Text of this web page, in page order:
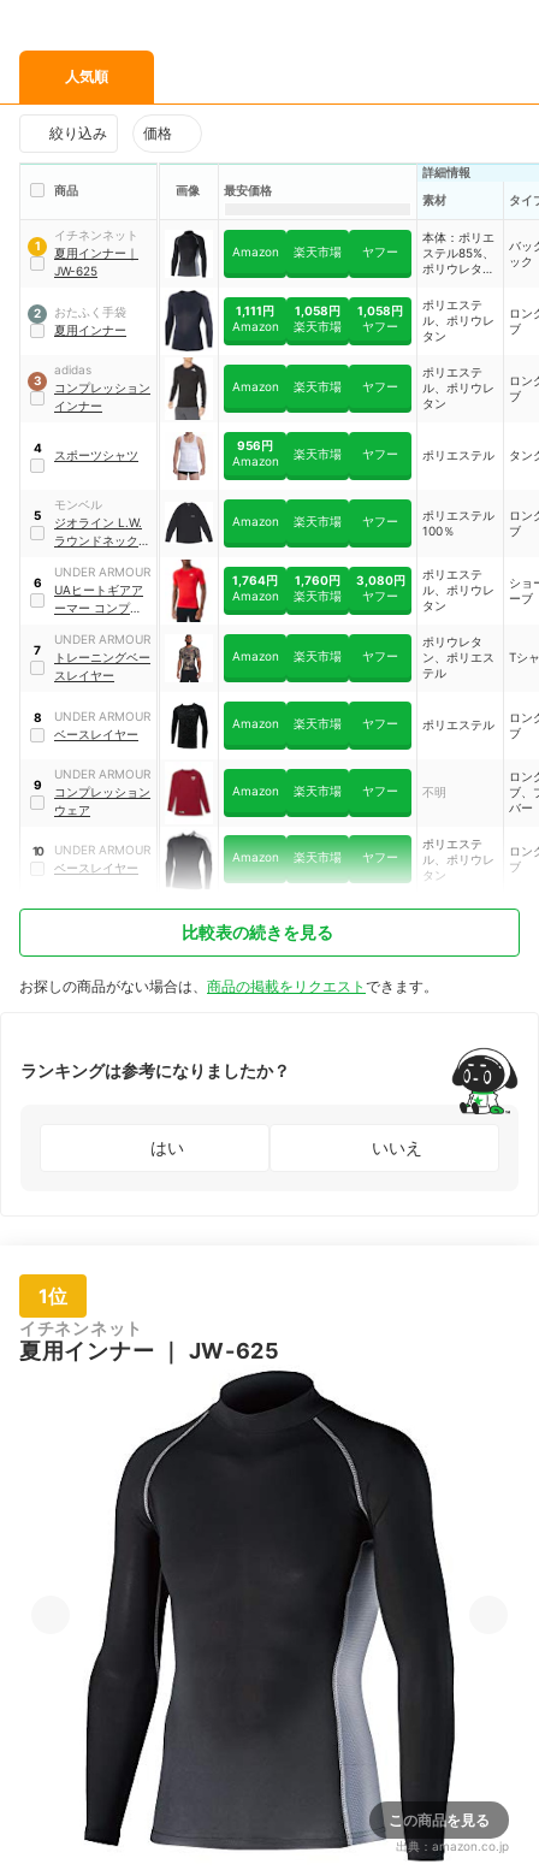
人気順
絞り込み 価格
商品 画像 最安価格
詳細情報
素材
タイ
1
イチネンネット
夏用インナー ｜
JW-625
Amazon 楽天市場 ヤフー
本体：ポリエ
ステル85%、
ポリウレタン
ュ部分：ポリ
エステル
100%
バッ
ック
2
おたふく手袋
夏用インナー
1,111円
Amazon
1,058円
楽天市場
1,058円
ヤフー
ポリエステ
ル、ポリウレ
タン
ロン
ブ
3
adidas
コンプレッション
インナー
Amazon 楽天市場 ヤフー
ポリエステ
ル、ポリウレ
タン
ロン
ブ
4 スポーツシャツ
956円
Amazon
楽天市場 ヤフー ポリエステル タン
5
モンベル
ジオライン L.W.
ラウンドネックシ
Amazon 楽天市場 ヤフー
ポリエステル
100％
ロン
ブ
6
UNDER ARMOUR
UAヒートギアア
ーマー コンプレッ
リーブシャツ｜
1361518
1,764円
Amazon
1,760円
楽天市場
3,080円
ヤフー
ポリエステ
ル、ポリウレ
タン
ショ
ーブ
7
UNDER ARMOUR
トレーニングベー
スレイヤー
Amazon 楽天市場 ヤフー
ポリウレタ
ン、ポリエス
テル
Tシ
8
UNDER ARMOUR
ベースレイヤー
Amazon 楽天市場 ヤフー ポリエステル
ロン
ブ
9
UNDER ARMOUR
コンプレッション
ウェア
Amazon 楽天市場 ヤフー 不明
ロン
ブ、
バー
10
UNDER ARMOUR
ベースレイヤー
Amazon 楽天市場 ヤフー
ポリエステ
ル、ポリウレ
タン
ロン
ブ
比較表の続きを見る
お探しの商品がない場合は、 商品の掲載をリクエスト できます。
ランキングは参考になりましたか？
はい いいえ
1位
イチネンネット
夏用インナー ｜ JW-625
この商品を見る
出典： amazon.co.jp